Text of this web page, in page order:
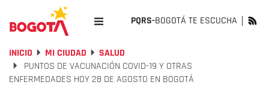
PQRS-BOGOTÁ TE ESCUCHA
INICIO MI CIUDAD
SALUD
PUNTOS DE VACUNACIÓN COVID-19 Y OTRAS
ENFERMEDADES HOY 28 DE AGOSTO EN BOGOTÁ